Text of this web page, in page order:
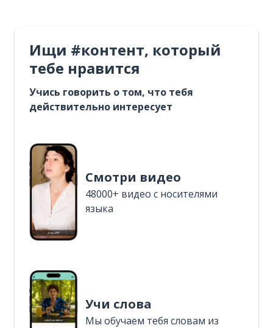
Ищи #контент, который
тебе нравится
Учись говорить о том, что тебя
действительно интересует
Смотри видео
48000+ видео с носителями
языка
Учи слова
Мы обучаем тебя словам из